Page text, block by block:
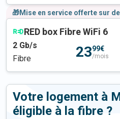
🎁Mise en service offerte sur
RED box Fibre WiFi 6
2 Gb/s
Fibre
2399€
/mois
Votre logement à
éligible à la fibre ?